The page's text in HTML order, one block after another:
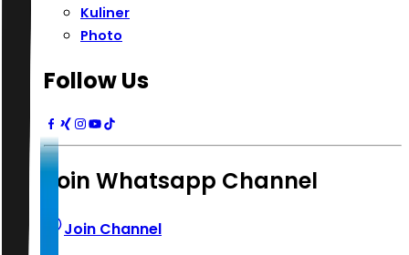
Kuliner
Photo
Follow Us
Join Whatsapp Channel
Join Channel